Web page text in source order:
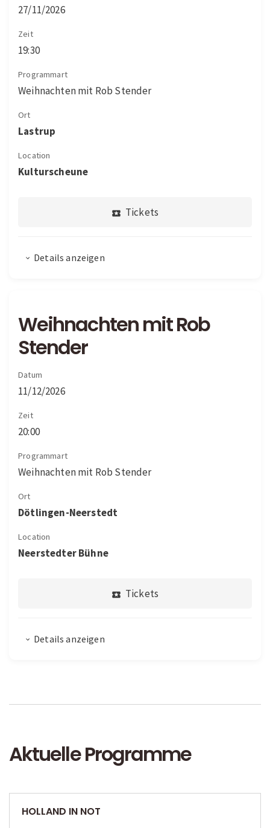
27/11/2026
Zeit
19:30
Programmart
Weihnachten mit Rob Stender
Ort
Lastrup
Location
Kulturscheune
Tickets
Details anzeigen
Weihnachten mit Rob
Stender
Datum
11/12/2026
Zeit
20:00
Programmart
Weihnachten mit Rob Stender
Ort
Dötlingen-Neerstedt
Location
Neerstedter Bühne
Tickets
Details anzeigen
Aktuelle Programme
HOLLAND IN NOT